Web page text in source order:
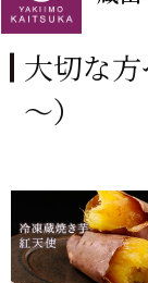
大切な
～）